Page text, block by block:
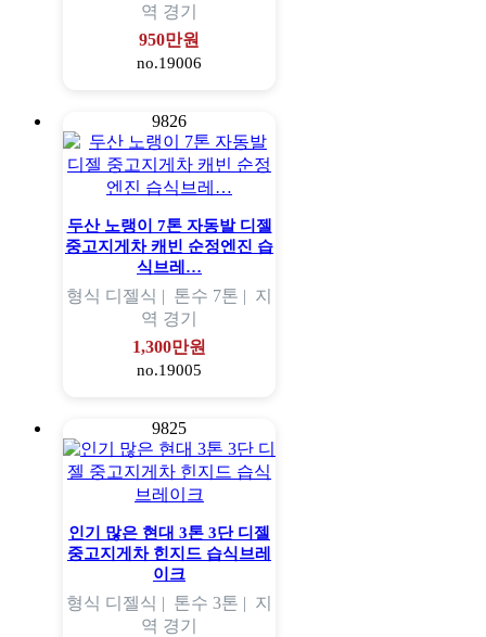
역 경기
950만원
no.19006
9826
두산 노랭이 7톤 자동발 디젤
중고지게차 캐빈 순정엔진 습
식브레…
형식 디젤식 | 톤수 7톤 | 지
역 경기
1,300만원
no.19005
9825
인기 많은 현대 3톤 3단 디젤
중고지게차 힌지드 습식브레
이크
형식 디젤식 | 톤수 3톤 | 지
역 경기